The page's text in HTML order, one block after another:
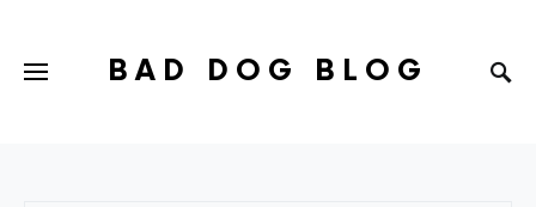
BAD DOG BLOG